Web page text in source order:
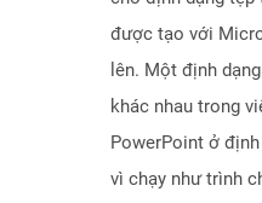
được tạo với
lên. Một định
khác nhau trong
PowerPoint ở
vì chạy như trình